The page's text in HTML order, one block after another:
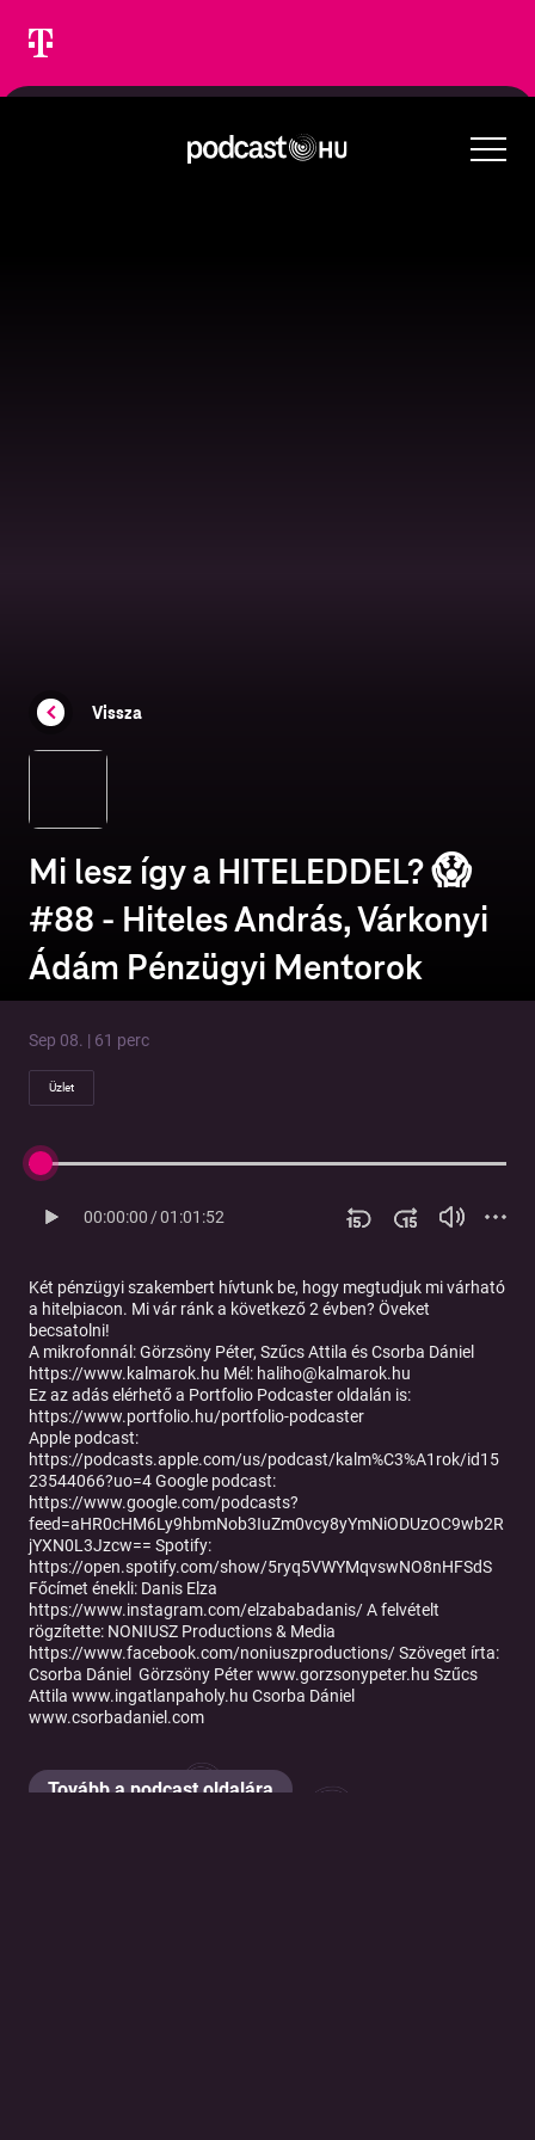
Vissza
Mi lesz így a HITELEDDEL? 😱
#88 - Hiteles András, Várkonyi
Ádám Pénzügyi Mentorok
Sep 08. | 61 perc
Üzlet
00:00:00/01:01:52
Két pénzügyi szakembert hívtunk be, hogy megtudjuk mi várható
a hitelpiacon. Mi vár ránk a következő 2 évben? Öveket
becsatolni!
A mikrofonnál: Görzsöny Péter, Szűcs Attila és Csorba Dániel
https://www.kalmarok.hu Mél: haliho@kalmarok.hu
Ez az adás elérhető a Portfolio Podcaster oldalán is:
https://www.portfolio.hu/portfolio-podcaster
Apple podcast:
https://podcasts.apple.com/us/podcast/kalm%C3%A1rok/id15
23544066?uo=4 Google podcast:
https://www.google.com/podcasts?
feed=aHR0cHM6Ly9hbmNob3IuZm0vcy8yYmNiODUzOC9wb2R
jYXN0L3Jzcw== Spotify:
https://open.spotify.com/show/5ryq5VWYMqvswNO8nHFSdS
Főcímet énekli: Danis Elza
https://www.instagram.com/elzababadanis/ A felvételt
rögzítette: NONIUSZ Productions & Media
https://www.facebook.com/noniuszproductions/ Szöveget írta:
Csorba Dániel Görzsöny Péter www.gorzsonypeter.hu Szűcs
Attila www.ingatlanpaholy.hu Csorba Dániel
www.csorbadaniel.com
Tovább a podcast oldalára